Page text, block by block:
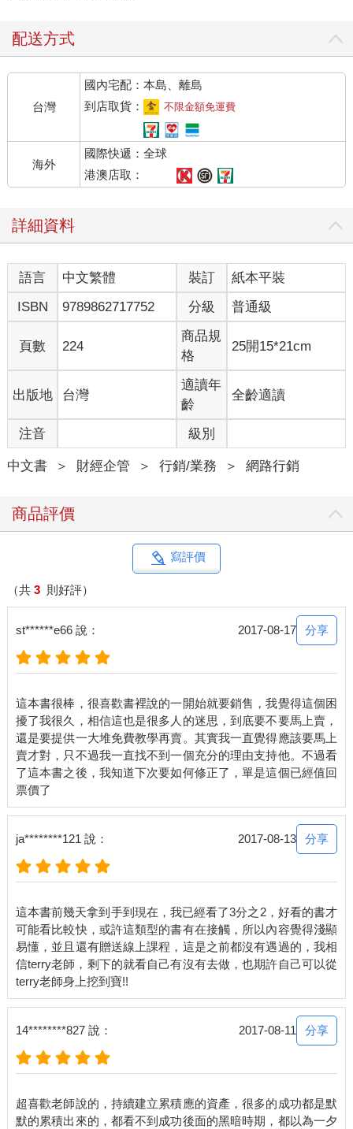
配送方式
台灣
國內宅配：本島、離島
到店取貨：
不限金額免運費
海外
國際快遞：全球
港澳店取：
詳細資料
語言 中文繁體 裝訂
紙本平裝
ISBN
9789862717752 分級 普通級
頁數 224
商品規
格
25開15*21cm
出版地 台灣
適讀年
齡
全齡適讀
注音 級別
中文書 ＞ 財經企管 ＞ 行銷/業務 ＞ 網路行銷
商品評價
寫評價
（共 3 則好評）
st******e66 說： 2017-08-17 分享
這本書很棒，很喜歡書裡說的一開始就要銷售，我覺得這個困
擾了我很久，相信這也是很多人的迷思，到底要不要馬上賣，
還是要提供一大堆免費教學再賣。其實我一直覺得應該要馬上
賣才對，只不過我一直找不到一個充分的理由支持他。不過看
了這本書之後，我知道下次要如何修正了，單是這個已經值回
ja********121 說： 2017-08-13 分享
這本書前幾天拿到手到現在，我已經看了3分之2，好看的書才
可能看比較快，或許這類型的書有在接觸，所以內容覺得淺顯
易懂，並且還有贈送線上課程，這是之前都沒有遇過的，我相
信terry老師，剩下的就看自己有沒有去做，也期許自己可以從
14********827 說： 2017-08-11 分享
超喜歡老師說的，持續建立累積應的資產，很多的成功都是默
默的累積出來的，都看不到成功後面的黑暗時期，都以為一夕